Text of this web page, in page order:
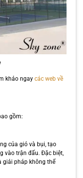
khảo ngay các web về
gồm:
của gió và bụi, tạo
vào trận đấu. Đặc biệt,
giải pháp không thể